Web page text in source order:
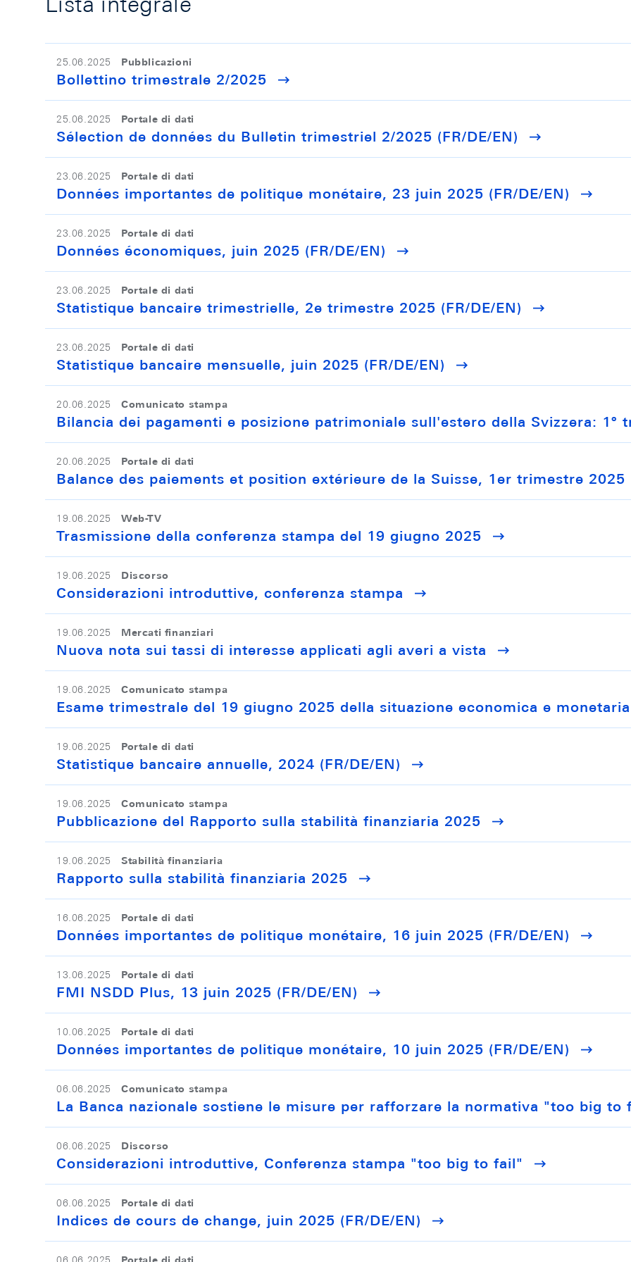
25.06.2025 Pubblicazioni
Bollettino trimestrale 2/2025
25.06.2025 Portale di dati
Sélection de données du Bulletin trimestriel 2/2025 (FR/DE/EN)
23.06.2025 Portale di dati
Données importantes de politique monétaire, 23 juin 2025 (FR/DE/EN)
23.06.2025 Portale di dati
Données économiques, juin 2025 (FR/DE/EN)
23.06.2025 Portale di dati
Statistique bancaire trimestrielle, 2e trimestre 2025 (FR/DE/EN)
23.06.2025 Portale di dati
Statistique bancaire mensuelle, juin 2025 (FR/DE/EN)
20.06.2025 Comunicato stampa
Bilancia dei pagamenti e posizione patrimoniale sull'estero della Svizzera: 1º
20.06.2025 Portale di dati
Balance des paiements et position extérieure de la Suisse, 1er trimestre 2025
19.06.2025 Web-TV
Trasmissione della conferenza stampa del 19 giugno 2025
19.06.2025 Discorso
Considerazioni introduttive, conferenza stampa
19.06.2025 Mercati finanziari
Nuova nota sui tassi di interesse applicati agli averi a vista
19.06.2025 Comunicato stampa
Esame trimestrale del 19 giugno 2025 della situazione economica e monetaria
19.06.2025 Portale di dati
Statistique bancaire annuelle, 2024 (FR/DE/EN)
19.06.2025 Comunicato stampa
Pubblicazione del Rapporto sulla stabilità finanziaria 2025
19.06.2025 Stabilità finanziaria
Rapporto sulla stabilità finanziaria 2025
16.06.2025 Portale di dati
Données importantes de politique monétaire, 16 juin 2025 (FR/DE/EN)
13.06.2025 Portale di dati
FMI NSDD Plus, 13 juin 2025 (FR/DE/EN)
10.06.2025 Portale di dati
Données importantes de politique monétaire, 10 juin 2025 (FR/DE/EN)
06.06.2025 Comunicato stampa
La Banca nazionale sostiene le misure per rafforzare la normativa "too big to
06.06.2025 Discorso
Considerazioni introduttive, Conferenza stampa "too big to fail"
06.06.2025 Portale di dati
Indices de cours de change, juin 2025 (FR/DE/EN)
06.06.2025